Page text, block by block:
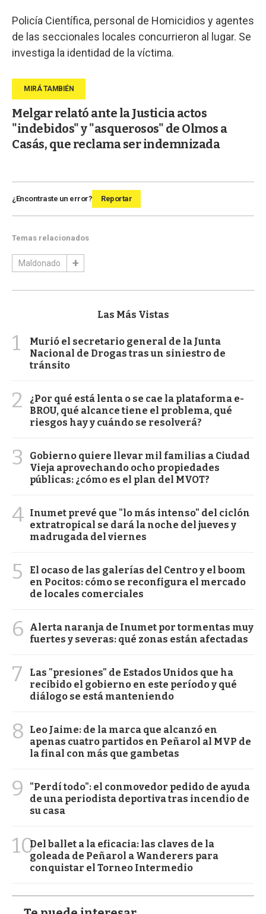
Policía Científica, personal de Homicidios y agentes
de las seccionales locales concurrieron al lugar. Se
investiga la identidad de la víctima.
Melgar relató ante la Justicia actos
"indebidos" y "asquerosos" de Olmos a
Casás, que reclama ser indemnizada
¿Encontraste un error? Reportar
Temas relacionados
Maldonado
Las Más Vistas
1
Murió el secretario general de la Junta
Nacional de Drogas tras un siniestro de
tránsito
2
¿Por qué está lenta o se cae la plataforma e-
BROU, qué alcance tiene el problema, qué
riesgos hay y cuándo se resolverá?
3
Gobierno quiere llevar mil familias a Ciudad
Vieja aprovechando ocho propiedades
públicas: ¿cómo es el plan del MVOT?
4 Inumet prevé que "lo más intenso" del ciclón
extratropical se dará la noche del jueves y
madrugada del viernes
5
El ocaso de las galerías del Centro y el boom
en Pocitos: cómo se reconfigura el mercado
de locales comerciales
6
Alerta naranja de Inumet por tormentas muy
fuertes y severas: qué zonas están afectadas
7
Las "presiones" de Estados Unidos que ha
recibido el gobierno en este período y qué
diálogo se está manteniendo
8
Leo Jaime: de la marca que alcanzó en
apenas cuatro partidos en Peñarol al MVP de
la final con más que gambetas
9
"Perdí todo": el conmovedor pedido de ayuda
de una periodista deportiva tras incendio de
su casa
10Del ballet a la eficacia: las claves de la
goleada de Peñarol a Wanderers para
conquistar el Torneo Intermedio